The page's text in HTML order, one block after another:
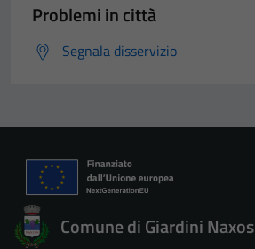
Problemi in città
Segnala disservizio
Comune di Giardini Naxos